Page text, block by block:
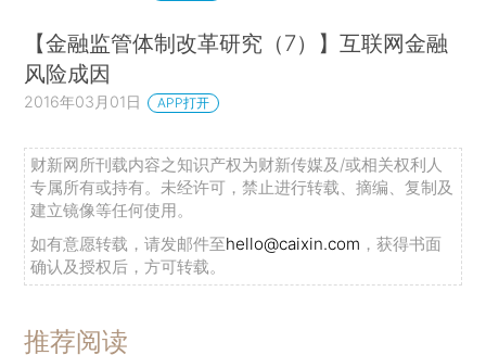
【金融监管体制改革研究（7）】互联网金融
风险成因
2016年03月01日 APP打开
财新网所刊载内容之知识产权为财新传媒及/或相关权利人
专属所有或持有。未经许可，禁止进行转载、摘编、复制及
建立镜像等任何使用。
如有意愿转载，请发邮件至hello@caixin.com ，获得书面
确认及授权后，方可转载。
推荐阅读